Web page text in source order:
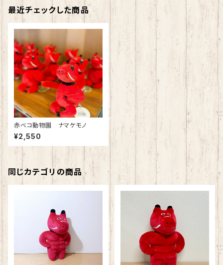
最近チェックした商品
赤べコ動物園 ナマケモノ
¥2,550
同じカテゴリの商品